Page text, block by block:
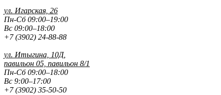
ул. Игарская, 26
Пн-Сб 09:00–19:00
Вс 09:00–18:00
+7 (3902) 24-88-88
ул. Итыгина, 10Д,
павильон 05, павильон 8/1
Пн-Сб 09:00–18:00
Вс 9:00–17:00
+7 (3902) 35-50-50